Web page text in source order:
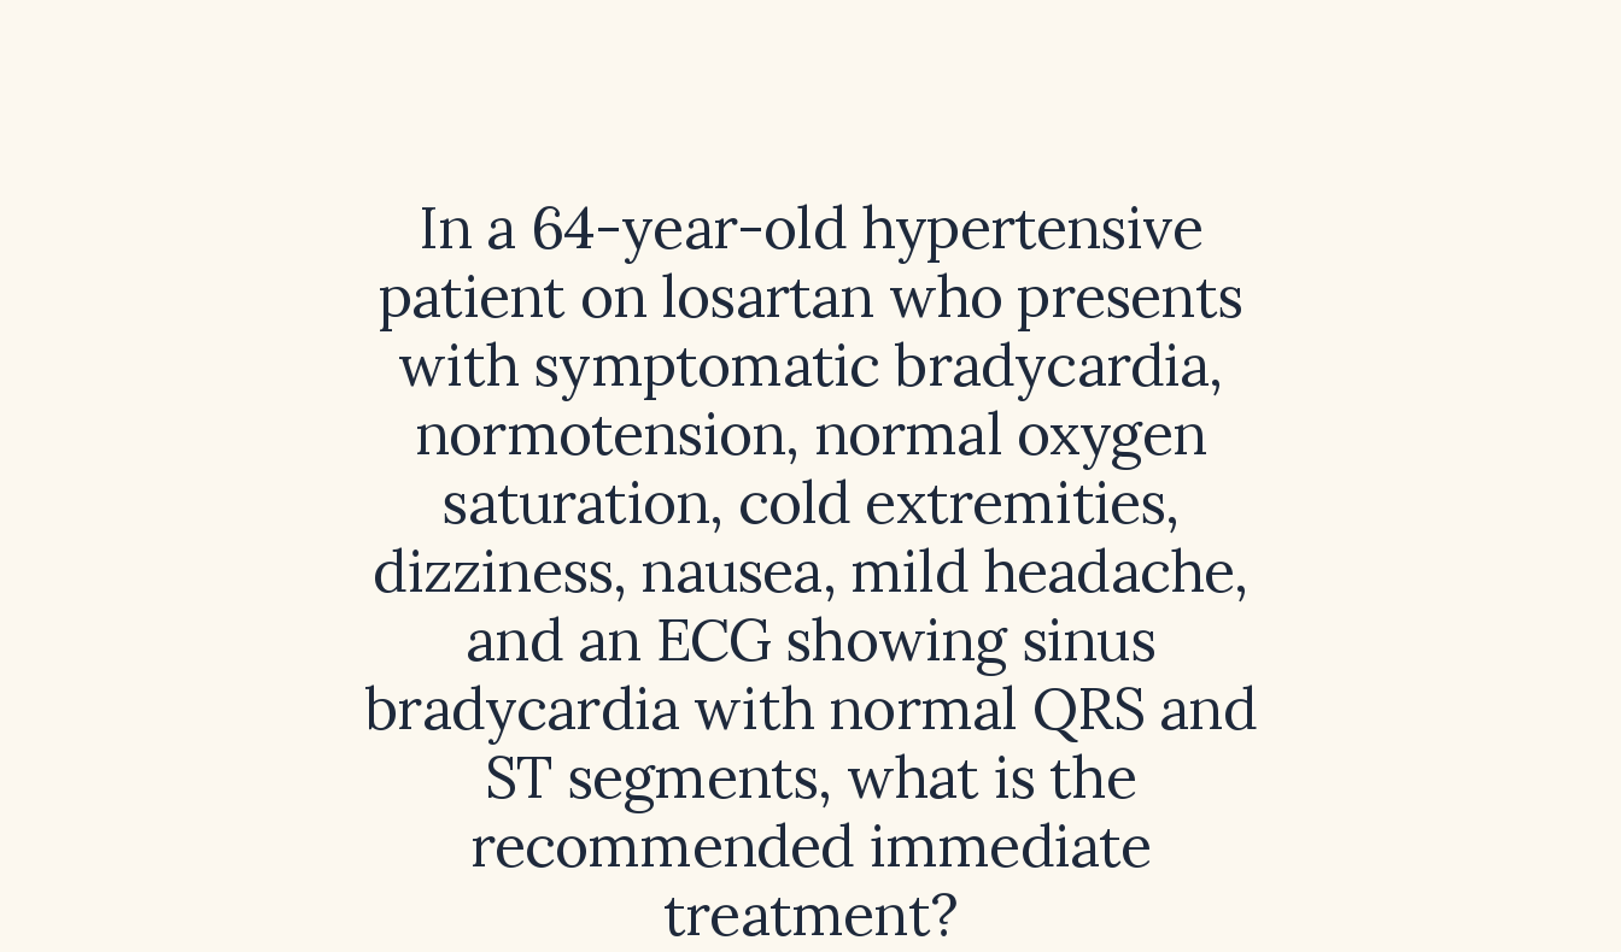
In a 64-year-old hypertensive
patient on losartan who presents
with symptomatic bradycardia,
normotension, normal oxygen
saturation, cold extremities,
dizziness, nausea, mild headache,
and an ECG showing sinus
bradycardia with normal QRS and
ST segments, what is the
recommended immediate
treatment?